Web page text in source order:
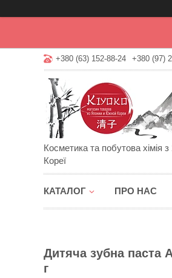
+380 (63) 152-88-24 +380 (97)
Косметика та побутова хімія з
Кореї
КАТАЛОГ ПРО НАС
Дитяча зубна паста
г